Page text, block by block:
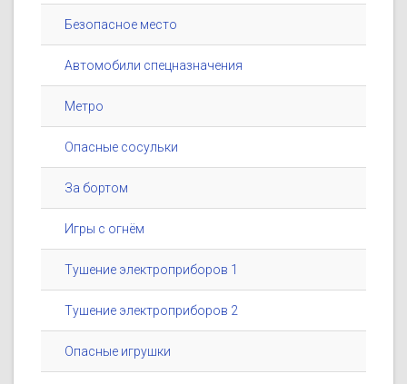
Безопасное место
Автомобили спецназначения
Метро
Опасные сосульки
За бортом
Игры с огнём
Тушение электроприборов 1
Тушение электроприборов 2
Опасные игрушки